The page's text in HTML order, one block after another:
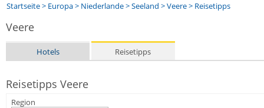
Startseite> Europa> Niederlande>Seeland >Veere> Reisetipps
Veere
Hotels Reisetipps
Reisetipps Veere
Region